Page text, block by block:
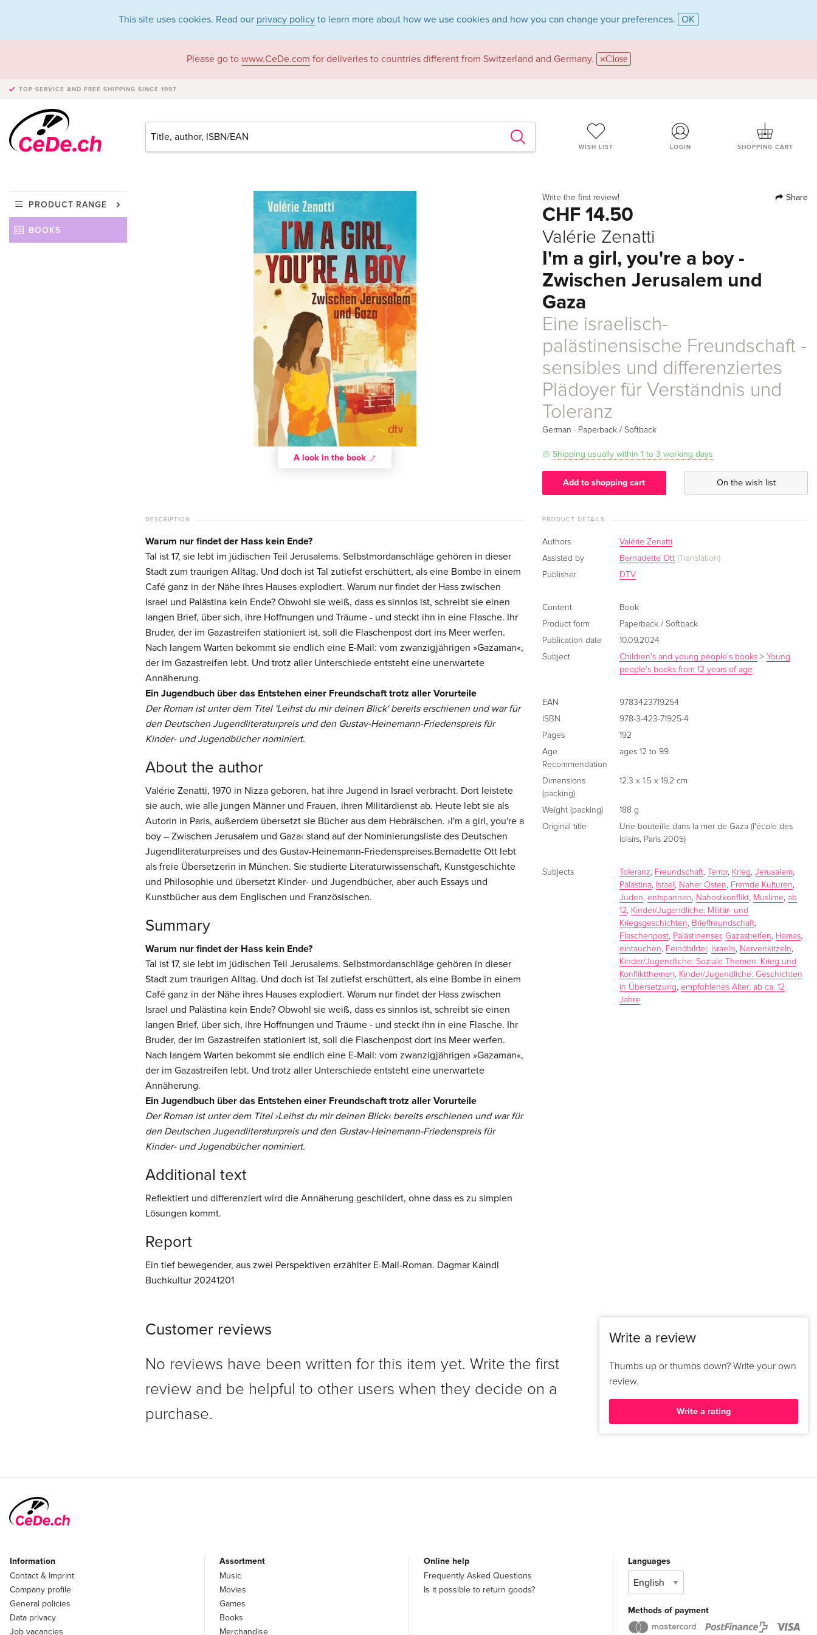
This site uses cookies. Read our privacy policy to learn more about how we use cookies and how you can change your preferences. OK
Please go to www.CeDe.com for deliveries to countries different from Switzerland and Germany. Close
TOP SERVICE AND FREE SHIPPING SINCE 1997
WISH LIST LOGIN SHOPPING CART
PRODUCT RANGE
BOOKS
A look in the book
Write the first review! Share
CHF 14.50
Valérie Zenatti
I'm a girl, you're a boy -
Zwischen Jerusalem und
Gaza
Eine israelisch-
palästinensische Freundschaft -
sensibles und differenziertes
Plädoyer für Verständnis und
Toleranz
German · Paperback / Softback
Shipping usually within 1 to 3 working days
Add to shopping cart On the wish list
DESCRIPTION
Warum nur findet der Hass kein Ende?
Tal ist 17, sie lebt im jüdischen Teil Jerusalems. Selbstmordanschläge gehören in dieser
Stadt zum traurigen Alltag. Und doch ist Tal zutiefst erschüttert, als eine Bombe in einem
Café ganz in der Nähe ihres Hauses explodiert. Warum nur findet der Hass zwischen
Israel und Palästina kein Ende? Obwohl sie weiß, dass es sinnlos ist, schreibt sie einen
langen Brief, über sich, ihre Hoffnungen und Träume - und steckt ihn in eine Flasche. Ihr
Bruder, der im Gazastreifen stationiert ist, soll die Flaschenpost dort ins Meer werfen.
Nach langem Warten bekommt sie endlich eine E-Mail: vom zwanzigjährigen »Gazaman«,
der im Gazastreifen lebt. Und trotz aller Unterschiede entsteht eine unerwartete
Annäherung.
Ein Jugendbuch über das Entstehen einer Freundschaft trotz aller Vorurteile
Der Roman ist unter dem Titel 'Leihst du mir deinen Blick' bereits erschienen und war für
den Deutschen Jugendliteraturpreis und den Gustav-Heinemann-Friedenspreis für
Kinder- und Jugendbücher nominiert.
About the author
Valérie Zenatti, 1970 in Nizza geboren, hat ihre Jugend in Israel verbracht. Dort leistete
sie auch, wie alle jungen Männer und Frauen, ihren Militärdienst ab. Heute lebt sie als
Autorin in Paris, außerdem übersetzt sie Bücher aus dem Hebräischen. ›I'm a girl, you're a
boy – Zwischen Jerusalem und Gaza‹ stand auf der Nominierungsliste des Deutschen
Jugendliteraturpreises und des Gustav-Heinemann-Friedenspreises.Bernadette Ott lebt
als freie Übersetzerin in München. Sie studierte Literaturwissenschaft, Kunstgeschichte
und Philosophie und übersetzt Kinder- und Jugendbücher, aber auch Essays und
Kunstbücher aus dem Englischen und Französischen.
Summary
Warum nur findet der Hass kein Ende?
Tal ist 17, sie lebt im jüdischen Teil Jerusalems. Selbstmordanschläge gehören in dieser
Stadt zum traurigen Alltag. Und doch ist Tal zutiefst erschüttert, als eine Bombe in einem
Café ganz in der Nähe ihres Hauses explodiert. Warum nur findet der Hass zwischen
Israel und Palästina kein Ende? Obwohl sie weiß, dass es sinnlos ist, schreibt sie einen
langen Brief, über sich, ihre Hoffnungen und Träume - und steckt ihn in eine Flasche. Ihr
Bruder, der im Gazastreifen stationiert ist, soll die Flaschenpost dort ins Meer werfen.
Nach langem Warten bekommt sie endlich eine E-Mail: vom zwanzigjährigen »Gazaman«,
der im Gazastreifen lebt. Und trotz aller Unterschiede entsteht eine unerwartete
Annäherung.
Ein Jugendbuch über das Entstehen einer Freundschaft trotz aller Vorurteile
Der Roman ist unter dem Titel ›Leihst du mir deinen Blick‹ bereits erschienen und war für
den Deutschen Jugendliteraturpreis und den Gustav-Heinemann-Friedenspreis für
Kinder- und Jugendbücher nominiert.
Additional text
Reflektiert und differenziert wird die Annäherung geschildert, ohne dass es zu simplen
Lösungen kommt.
Report
Ein tief bewegender, aus zwei Perspektiven erzählter E-Mail-Roman. Dagmar Kaindl
Buchkultur 20241201
PRODUCT DETAILS
Authors
Valérie Zenatti
Assisted by
Bernadette Ott (Translation)
Publisher
DTV
Content
Book
Product form
Paperback / Softback
Publication date
10.09.2024
Subject
Children's and young people's books > Young
people's books from 12 years of age
EAN
9783423719254
ISBN
978-3-423-71925-4
Pages
192
Age
Recommendation
ages 12 to 99
Dimensions
(packing)
12.3 x 1.5 x 19.2 cm
Weight (packing)
188 g
Original title
Une bouteille dans la mer de Gaza (l'école des
loisirs, Paris 2005)
Subjects Toleranz, Freundschaft, Terror, Krieg,Jerusalem,
Palästina, Israel , Naher Osten, Fremde Kulturen,
Juden,entspannen, Nahostkonflikt, Muslime,ab
12, Kinder/Jugendliche: Militär- und
Kriegsgeschichten, Brieffreundschaft,
Flaschenpost, Palästinenser,Gazastreifen, Hamas,
eintauchen, Feindbilder, Israelis, Nervenkitzeln,
Kinder/Jugendliche: Soziale Themen: Krieg und
Konfliktthemen, Kinder/Jugendliche: Geschichten
in Übersetzung,empfohlenes Alter: ab ca. 12
Jahre
Customer reviews
No reviews have been written for this item yet. Write the first
review and be helpful to other users when they decide on a
purchase.
Write a review
Thumbs up or thumbs down? Write your own
review.
Write a rating
Information
Contact & Imprint
Company profile
General policies
Data privacy
Job vacancies
Assortment
Music
Movies
Games
Books
Merchandise
Online help
Frequently Asked Questions
Is it possible to return goods?
Languages
Methods of payment